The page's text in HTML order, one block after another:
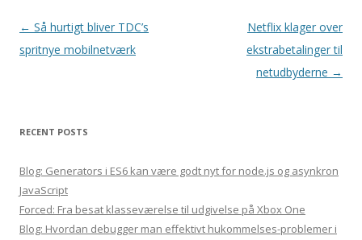
Post
navigation
← Så hurtigt bliver TDC’s
spritnye mobilnetværk
Netflix klager over
ekstrabetalinger til
netudbyderne →
RECENT POSTS
Blog: Generators i ES6 kan være godt nyt for node.js og asynkron
JavaScript
Forced: Fra besat klasseværelse til udgivelse på Xbox One
Blog: Hvordan debugger man effektivt hukommelses-problemer i